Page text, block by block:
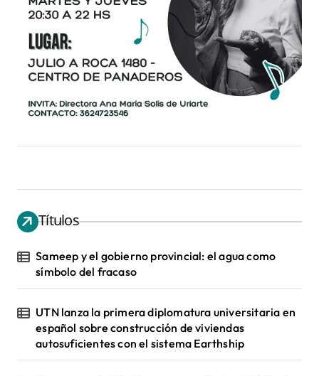
Títulos
Sameep y el gobierno provincial: el agua como
símbolo del fracaso
UTN lanza la primera diplomatura universitaria en
español sobre construcción de viviendas
autosuficientes con el sistema Earthship